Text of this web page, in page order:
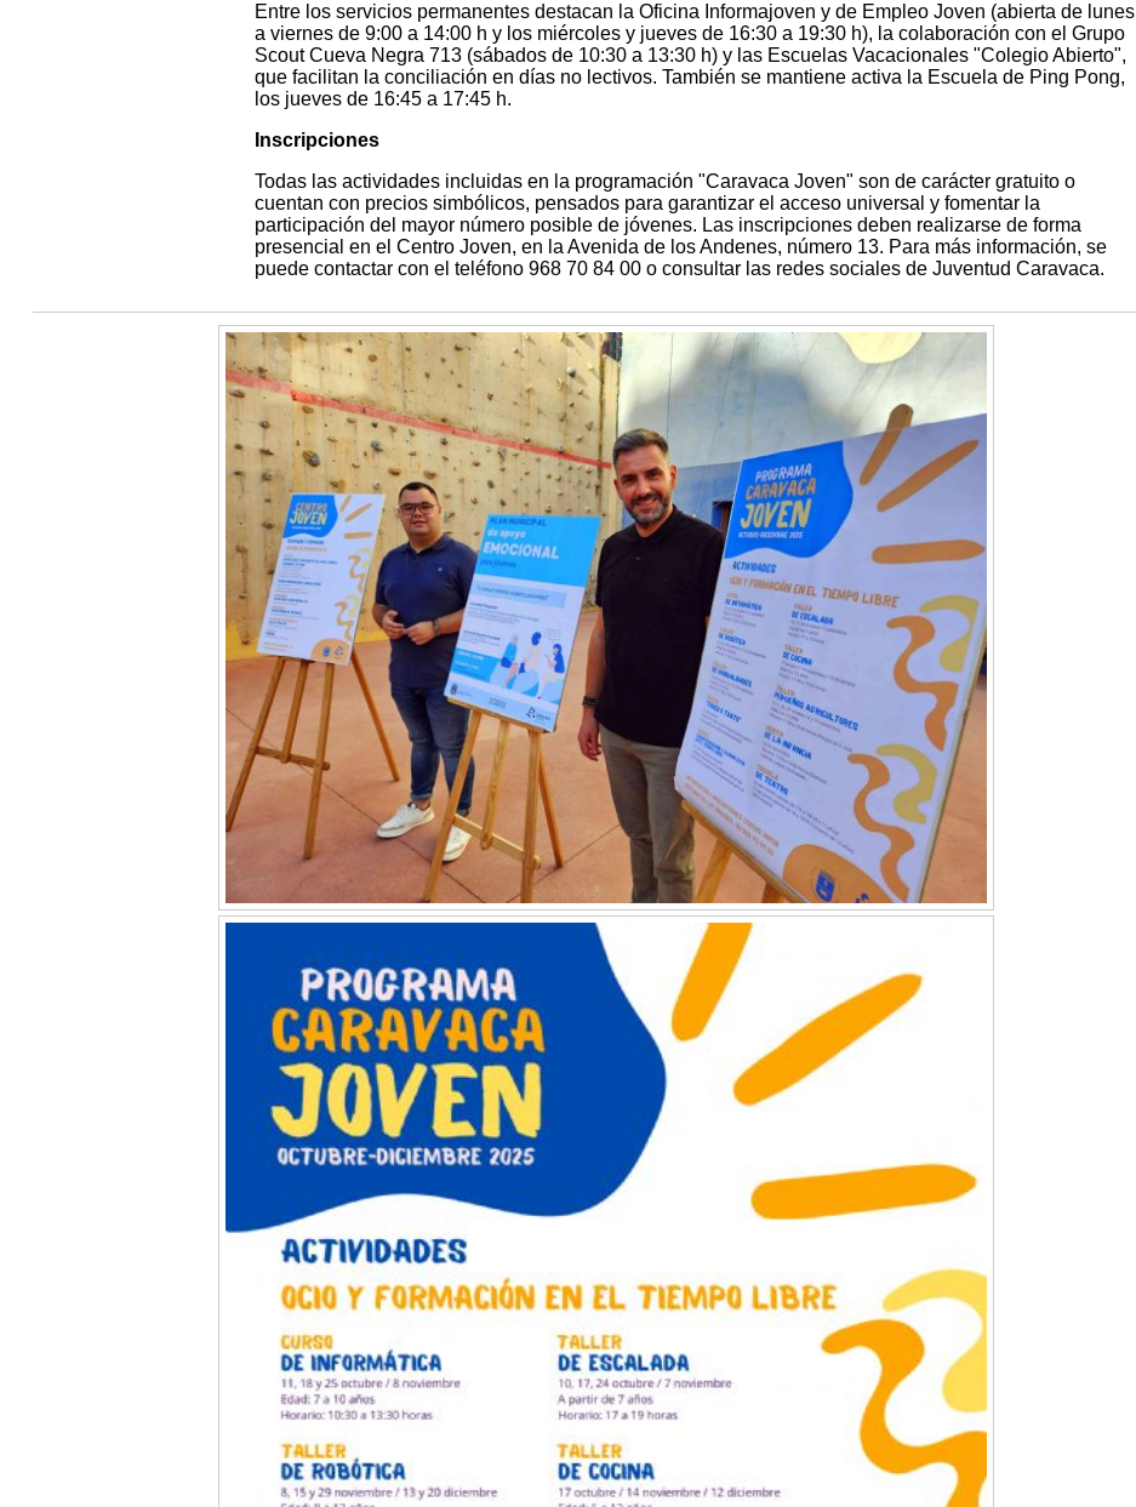
Entre los servicios permanentes destacan la Oficina Informajoven y de Empleo Joven (abierta de lunes
a viernes de 9:00 a 14:00 h y los miércoles y jueves de 16:30 a 19:30 h), la colaboración con el Grupo
Scout Cueva Negra 713 (sábados de 10:30 a 13:30 h) y las Escuelas Vacacionales "Colegio Abierto",
que facilitan la conciliación en días no lectivos. También se mantiene activa la Escuela de Ping Pong,
los jueves de 16:45 a 17:45 h.
Inscripciones
Todas las actividades incluidas en la programación "Caravaca Joven" son de carácter gratuito o
cuentan con precios simbólicos, pensados para garantizar el acceso universal y fomentar la
participación del mayor número posible de jóvenes. Las inscripciones deben realizarse de forma
presencial en el Centro Joven, en la Avenida de los Andenes, número 13. Para más información, se
puede contactar con el teléfono 968 70 84 00 o consultar las redes sociales de Juventud Caravaca.